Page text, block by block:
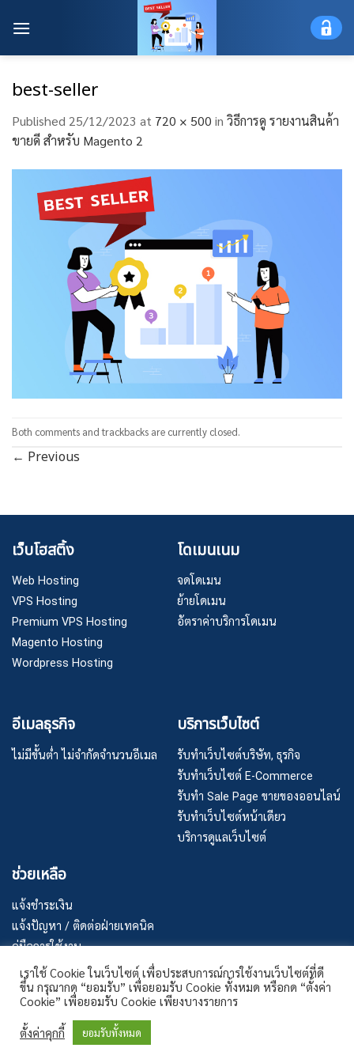
best-seller
Published 25/12/2023 at 720 × 500 in วิธีการดู รายงานสินค้า
ขายดี สำหรับ Magento 2
Both comments and trackbacks are currently closed.
← Previous
เว็บโฮสติ้ง
Web Hosting
VPS Hosting
Premium VPS Hosting
Magento Hosting
Wordpress Hosting
โดเมนเนม
จดโดเมน
ย้ายโดเมน
อัตราค่าบริการโดเมน
อีเมลธุรกิจ
ไม่มีขั้นต่ำ ไม่จำกัดจำนวนอีเมล
บริการเว็บไซต์
รับทำเว็บไซต์บริษัท, ธุรกิจ
รับทำเว็บไซต์ E-Commerce
รับทำ Sale Page ขายของออนไลน์
รับทำเว็บไซต์หน้าเดียว
บริการดูแลเว็บไซต์
ช่วยเหลือ
แจ้งชำระเงิน
แจ้งปัญหา / ติดต่อฝ่ายเทคนิค
คู่มือการใช้งาน
นโยบายการให้บริการ
นโยบายความเป็นส่วนตัว
เราใช้ Cookie ในเว็บไซต์ เพื่อประสบการณ์การใช้งานเว็บไซต์ที่ดี
ขึ้น กรุณากด “ยอมรับ” เพื่อยอมรับ Cookie ทั้งหมด หรือกด “ตั้งค่า
Cookie” เพื่อยอมรับ Cookie เพียงบางรายการ
ตั้งค่าคุกกี้ ยอมรับทั้งหมด
สอบถาม